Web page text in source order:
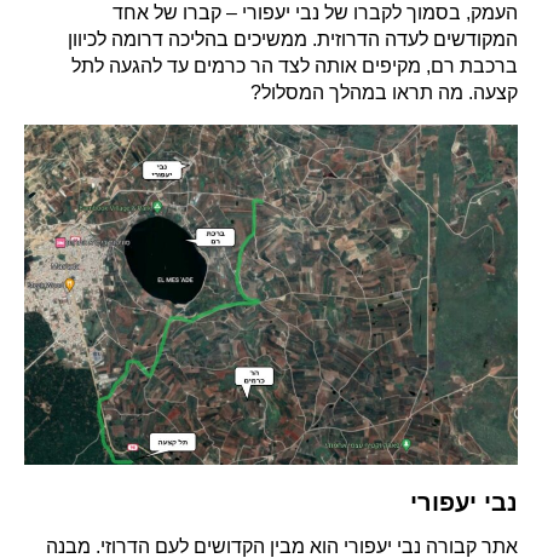
העמק, בסמוך לקברו של נבי יעפורי – קברו של אחד
המקודשים לעדה הדרוזית. ממשיכים בהליכה דרומה לכיוון
ברכבת רם, מקיפים אותה לצד הר כרמים עד להגעה לתל
קצעה. מה תראו במהלך המסלול?
נבי יעפורי
אתר קבורה נבי יעפורי הוא מבין הקדושים לעם הדרוזי. מבנה